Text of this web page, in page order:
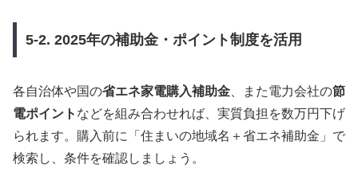
5-2. 2025年の補助金・ポイント制度を活用
各自治体や国の省エネ家電購入補助金 、また電力会社の節
電ポイント などを組み合わせれば、実質負担を数万円下げ
られます。購入前に「住まいの地域名＋省エネ補助金」で
検索し、条件を確認しましょう。